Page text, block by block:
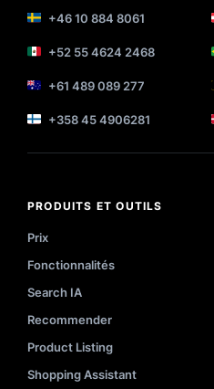
+46 10 884 8061
+52 55 4624 2468
+61 489 089 277
+358 45 4906281
PRODUITS ET OUTILS
Prix
Fonctionnalités
Search IA
Recommender
Product Listing
Shopping Assistant